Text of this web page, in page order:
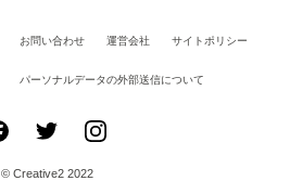
お問い合わせ 運営会社 サイトポリシー
パーソナルデータの外部送信について
© Creative2 2022